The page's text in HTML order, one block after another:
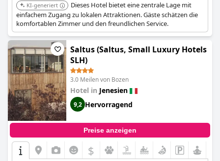
KI-generiert
Dieses Hotel bietet eine zentrale Lage mit
einfachem Zugang zu lokalen Attraktionen. Gäste schätzen die
komfortablen Zimmer und den freundlichen Service.
Saltus (Saltus, Small Luxury Hotels
SLH)
3.0 Meilen von Bozen
Hotel in Jenesien
9,2 Hervorragend
Preise anzeigen
$